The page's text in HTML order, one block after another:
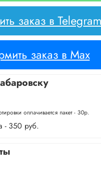
заказ в Telegram
заказ в Max
оплачивается пакет - 30р.
- 350 руб.